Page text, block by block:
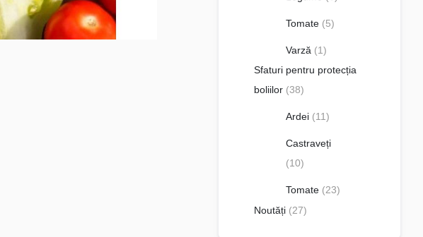
Tomate (5)
Varză (1)
Sfaturi pentru protecția
boliilor (38)
Ardei (11)
Castraveți
(10)
Tomate (23)
Noutăți (27)